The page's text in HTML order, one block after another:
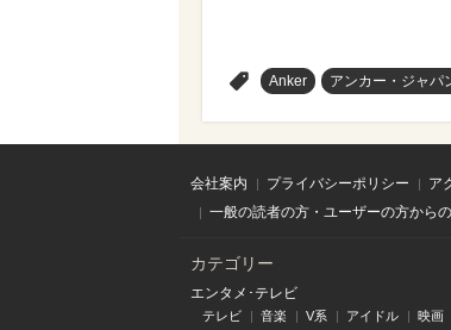
Anker アンカー・ジャパ
会社案内 プライバシーポリシー ア
一般の読者の方・ユーザーの方から
カテゴリー
エンタメ･テレビ
テレビ 音楽 V系 アイドル 映画